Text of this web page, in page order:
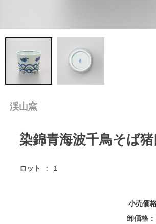
渓山窯
染錦青海波千鳥そば猪
ロット 1
小売価
卸価格